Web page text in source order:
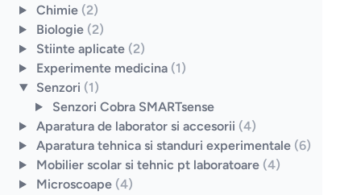
Chimie (2)
Biologie (2)
Stiinte aplicate (2)
Experimente medicina (1)
Senzori (1)
Senzori Cobra SMARTsense
Aparatura de laborator si accesorii (4)
Aparatura tehnica si standuri experimentale (6)
Mobilier scolar si tehnic pt laboratoare (4)
Microscoape (4)